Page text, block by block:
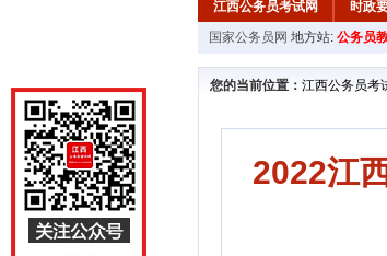
江西公务员考试网 时政
行测真题 在线咨询
国家公务员网 地方站: 公务员
您的当前位置： 江西公务员考
2022江